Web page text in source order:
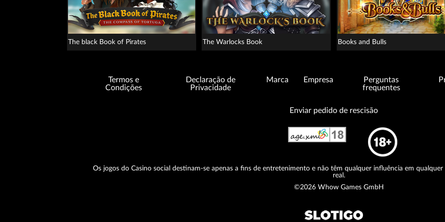
The black Book of Pirates The Warlocks Book Books and Bulls
Termos e
Condições
Declaração de
Privacidade
Marca Empresa
Perguntas
frequentes
Enviar pedido de rescisão
Os jogos do Casino social destinam-se apenas a fins de entretenimento e não têm qualquer influência em
real.
©2026 Whow Games GmbH